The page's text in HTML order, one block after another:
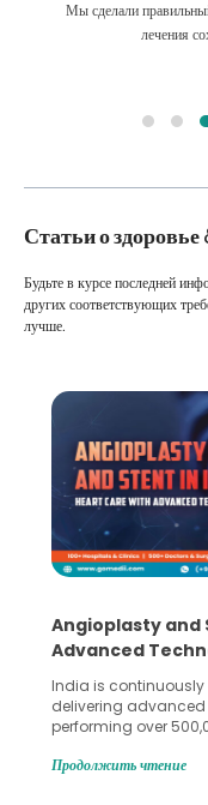
Мы сделали
лечения
Статьи о здоровье
Будьте в курсе последней
других соответствующих
лучше.
Angioplasty and
Advanced
India is
delivering
performing over
globe are searching
Продолжить чтение